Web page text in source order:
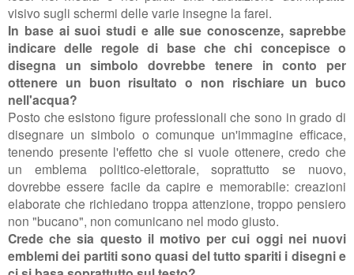
visivo sugli schermi delle varie insegne la farei.
In base ai suoi studi e alle sue conoscenze, saprebbe
indicare delle regole di base che chi concepisce o
disegna un simbolo dovrebbe tenere in conto per
ottenere un buon risultato o non rischiare un buco
nell'acqua?
Posto che esistono figure professionali che sono in grado di
disegnare un simbolo o comunque un'immagine efficace,
tenendo presente l'effetto che si vuole ottenere, credo che
un emblema politico-elettorale, soprattutto se nuovo,
dovrebbe essere facile da capire e memorabile: creazioni
elaborate che richiedano troppa attenzione, troppo pensiero
non "bucano", non comunicano nel modo giusto.
Crede che sia questo il motivo per cui oggi nei nuovi
emblemi dei partiti sono quasi del tutto spariti i disegni e